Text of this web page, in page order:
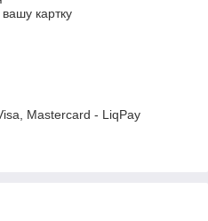
картку
Mastercard - LiqPay